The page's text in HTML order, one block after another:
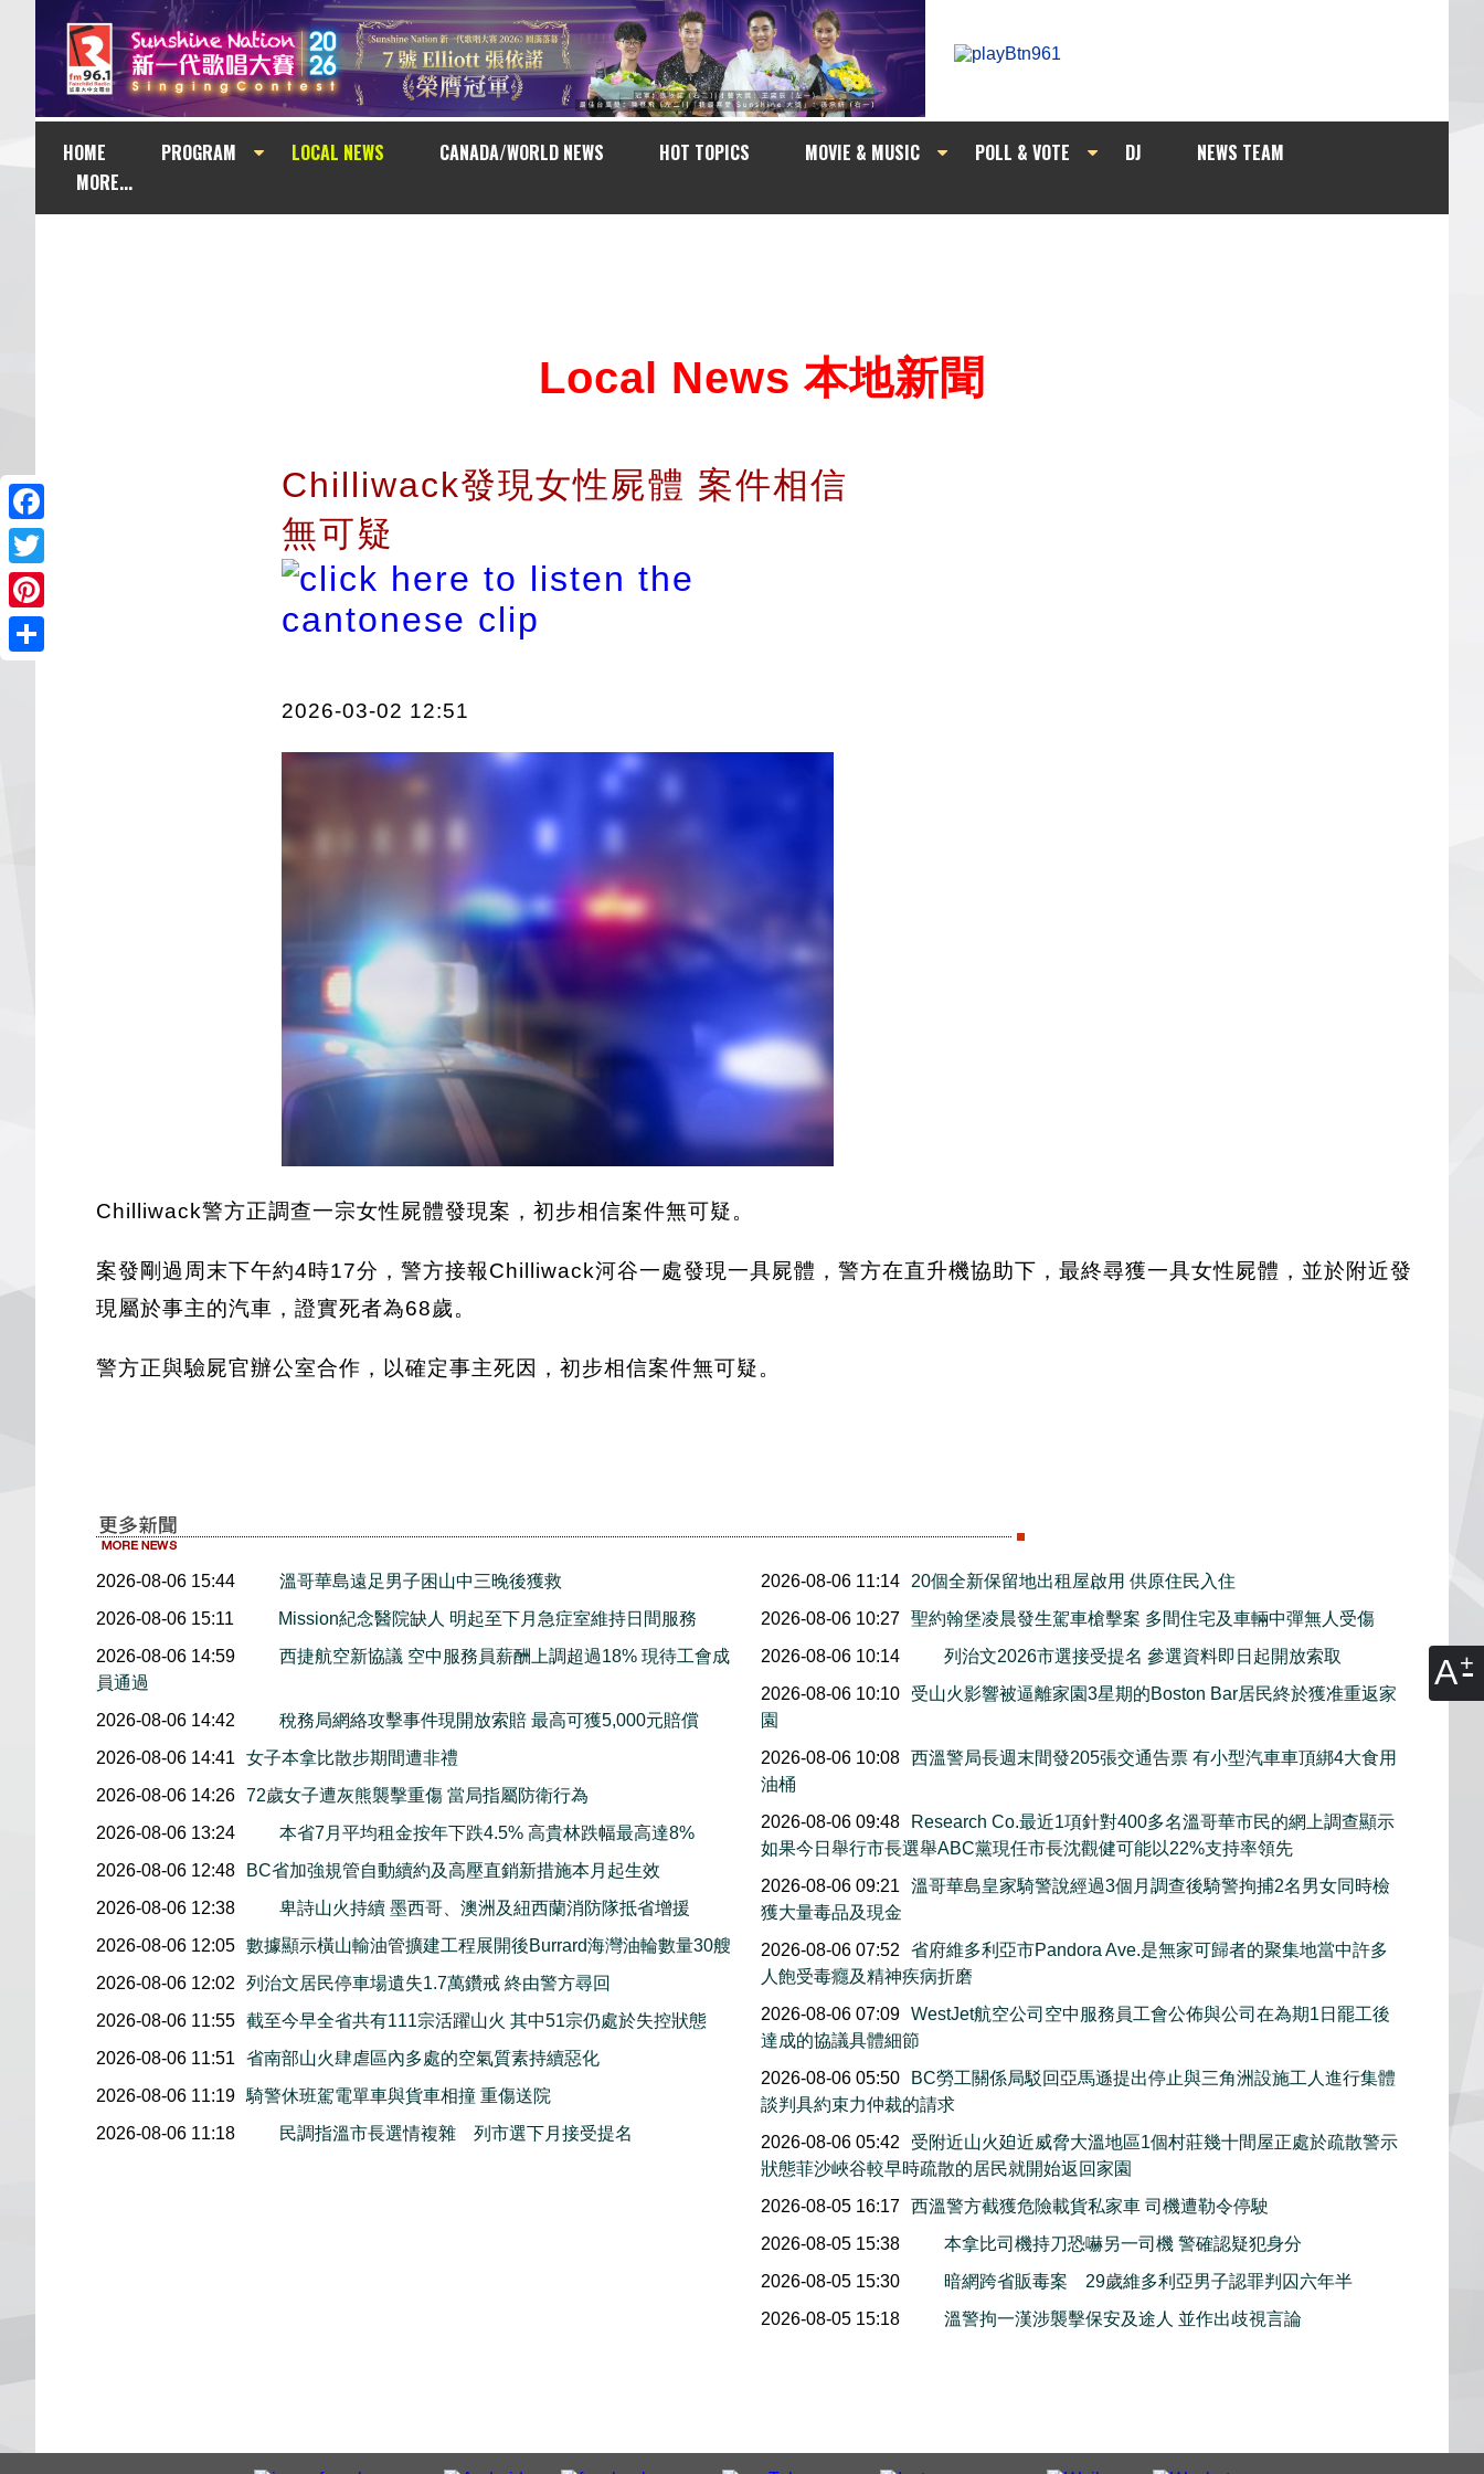
A
HOME PROGRAM LOCAL NEWS CANADA/WORLD NEWS HOT TOPICS MOVIE & MUSIC POLL & VOTE DJ
NEWS TEAM
MORE...
Facebook
Twitter
Pinterest
Local News 本地新聞
Chilliwack發現女性屍體 案件相信
無可疑
2026-03-02 12:51
Chilliwack警方正調查一宗女性屍體發現案，初步相信案件無可疑。
案發剛過周末下午約4時17分，警方接報Chilliwack河谷一處發現一具屍體，警方在直升機協助下，最終尋獲一具女性屍體，並於附近發
現屬於事主的汽車，證實死者為68歲。
警方正與驗屍官辦公室合作，以確定事主死因，初步相信案件無可疑。
2026-08-06 15:44
溫哥華島遠足男子困山中三晚後獲救
2026-08-06 15:11
Mission紀念醫院缺人 明起至下月急症室維持日間服務
2026-08-06 14:59
西捷航空新協議 空中服務員薪酬上調超過18% 現待工會成
員通過
2026-08-06 14:42
稅務局網絡攻擊事件現開放索賠 最高可獲5,000元賠償
2026-08-06 14:41
女子本拿比散步期間遭非禮
2026-08-06 14:26 72歲女子遭灰熊襲擊重傷 當局指屬防衛行為
2026-08-06 13:24
本省7月平均租金按年下跌4.5% 高貴林跌幅最高達8%
2026-08-06 12:48
BC省加強規管自動續約及高壓直銷新措施本月起生效
2026-08-06 12:38
卑詩山火持續 墨西哥、澳洲及紐西蘭消防隊抵省增援
2026-08-06 12:05 數據顯示橫山輸油管擴建工程展開後Burrard海灣油輪數量30艘
2026-08-06 12:02
列治文居民停車場遺失1.7萬鑽戒 終由警方尋回
2026-08-06 11:55 截至今早全省共有111宗活躍山火 其中51宗仍處於失控狀態
2026-08-06 11:51
省南部山火肆虐區內多處的空氣質素持續惡化
2026-08-06 11:19 騎警休班駕電單車與貨車相撞 重傷送院
2026-08-06 11:18
民調指溫市長選情複雜 列市選下月接受提名
2026-08-06 11:14
20個全新保留地出租屋啟用 供原住民入住
2026-08-06 10:27
聖約翰堡凌晨發生駕車槍擊案 多間住宅及車輛中彈無人受傷
2026-08-06 10:14
列治文2026市選接受提名 參選資料即日起開放索取
2026-08-06 10:10
受山火影響被逼離家園3星期的Boston Bar居民終於獲准重返家
園
2026-08-06 10:08
西溫警局長週末間發205張交通告票 有小型汽車車頂綁4大食用
油桶
2026-08-06 09:48
Research Co.最近1項針對400多名溫哥華市民的網上調查顯示
如果今日舉行市長選舉ABC黨現任市長沈觀健可能以22%支持率領先
2026-08-06 09:21
溫哥華島皇家騎警說經過3個月調查後騎警拘捕2名男女同時檢
獲大量毒品及現金
2026-08-06 07:52
省府維多利亞市Pandora Ave.是無家可歸者的聚集地當中許多
人飽受毒癮及精神疾病折磨
2026-08-06 07:09
WestJet航空公司空中服務員工會公佈與公司在為期1日罷工後
達成的協議具體細節
2026-08-06 05:50
BC勞工關係局駁回亞馬遜提出停止與三角洲設施工人進行集體
談判具約束力仲裁的請求
2026-08-06 05:42
受附近山火廹近威脅大溫地區1個村莊幾十間屋正處於疏散警示
狀態菲沙峽谷較早時疏散的居民就開始返回家園
2026-08-05 16:17
西溫警方截獲危險載貨私家車 司機遭勒令停駛
2026-08-05 15:38
本拿比司機持刀恐嚇另一司機 警確認疑犯身分
2026-08-05 15:30
暗網跨省販毒案 29歲維多利亞男子認罪判囚六年半
2026-08-05 15:18
溫警拘一漢涉襲擊保安及途人 並作出歧視言論